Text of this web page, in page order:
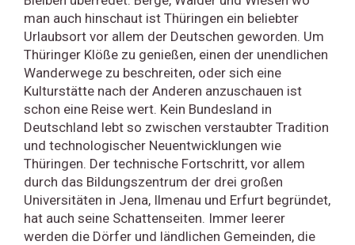
man auch hinschaut ist Thüringen ein beliebter
Urlaubsort vor allem der Deutschen geworden. Um
Thüringer Klöße zu genießen, einen der unendlichen
Wanderwege zu beschreiten, oder sich eine
Kulturstätte nach der Anderen anzuschauen ist
schon eine Reise wert. Kein Bundesland in
Deutschland lebt so zwischen verstaubter Tradition
und technologischer Neuentwicklungen wie
Thüringen. Der technische Fortschritt, vor allem
durch das Bildungszentrum der drei großen
Universitäten in Jena, Ilmenau und Erfurt begründet,
hat auch seine Schattenseiten. Immer leerer
werden die Dörfer und ländlichen Gemeinden, die